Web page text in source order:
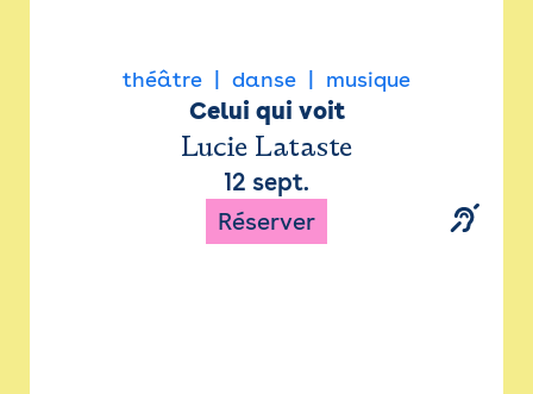
théâtre danse musique
Celui qui voit
Lucie Lataste
12 sept.
Réserver